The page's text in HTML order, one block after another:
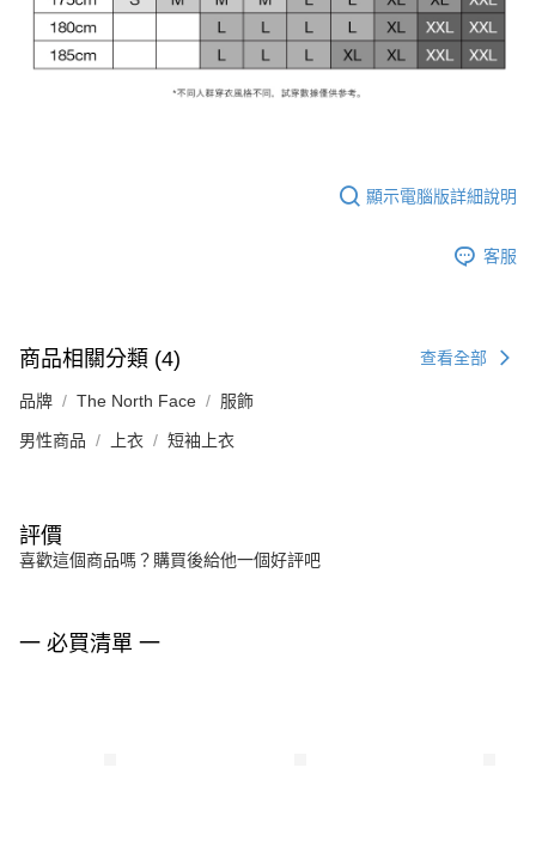
顯示電腦版詳細說明
客服
商品相關分類 (4) 查看全部
品牌 The North Face 服飾
男性商品 上衣 短袖上衣
評價
喜歡這個商品嗎？購買後給他一個好評吧
一 必買清單 一